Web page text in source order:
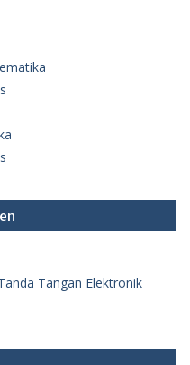
Tangan Elektronik